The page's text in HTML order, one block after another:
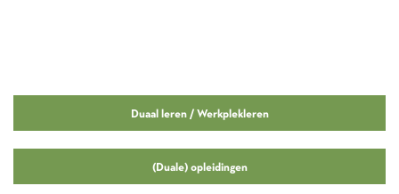
Duaal leren / Werkplekleren
(Duale) opleidingen